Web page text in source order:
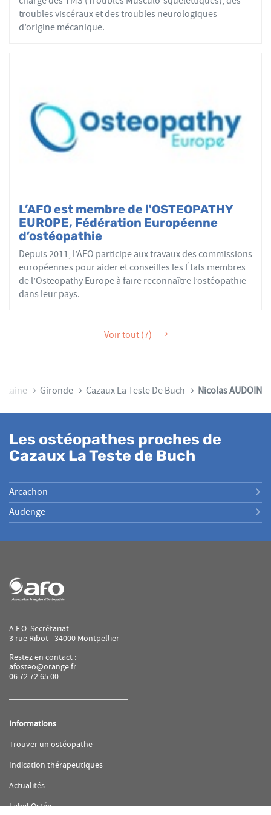
troubles viscéraux et des troubles neurologiques
d’origine mécanique.
L’AFO est membre de l'OSTEOPATHY
EUROPE, Fédération Européenne
d’ostéopathie
Depuis 2011, l’AFO participe aux travaux des commissions
européennes pour aider et conseilles les États membres
de l’Osteopathy Europe à faire reconnaître l’ostéopathie
dans leur pays.
Voir tout (7)
Gironde Cazaux La Teste De Buch Nicolas AUDOIN
Les ostéopathes proches de
Cazaux La Teste de Buch
Arcachon
Audenge
A.F.O. Secrétariat
3 rue Ribot - 34000 Montpellier
Restez en contact :
afosteo@orange.fr
06 72 72 65 00
Informations
Trouver un ostéopathe(ouvre
une
Indication thérapeutiques
Actualités
une
Label Ostéo(ouvre